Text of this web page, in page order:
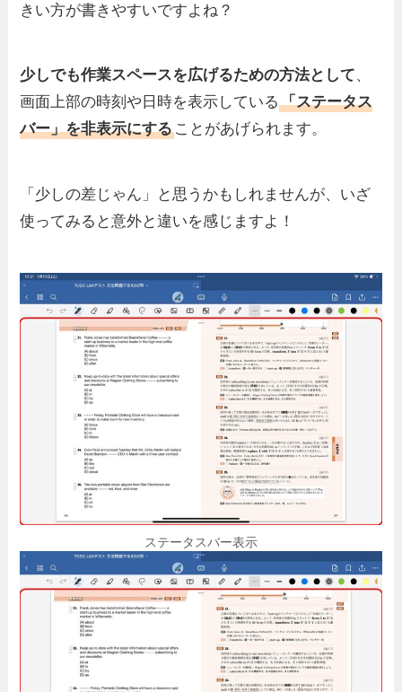
きい方が書きやすいですよね？
少しでも作業スペースを広げるための方法として、
画面上部の時刻や日時を表示している「ステータス
バー」を非表示にすることがあげられます。
「少しの差じゃん」と思うかもしれませんが、いざ
使ってみると意外と違いを感じますよ！
ステータスバー表示